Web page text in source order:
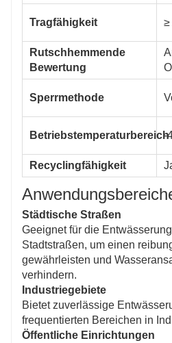
Tragfähigkeit ≥
Rutschhemmende
Bewertung
Sperrmethode
Betriebstemperaturbereich
-
Recyclingfähigkeit
Städtische Straßen
Geeignet für die
Stadtstraßen, um einen
gewährleisten und
verhindern.
Industriegebiete
Bietet zuverlässige
frequentierten Bereichen in
Öffentliche Einrichtungen